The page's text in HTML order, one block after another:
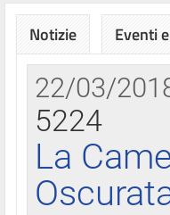
Notizie Eventi
22/03/
5224
La